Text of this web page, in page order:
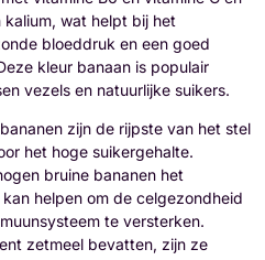
wat helpt bij het
bloeddruk en een goed
kleur banaan is populair
vezels en natuurlijke suikers.
zijn de rijpste van het stel
het hoge suikergehalte.
bruine bananen het
helpen om de celgezondheid
te versterken.
zetmeel bevatten, zijn ze